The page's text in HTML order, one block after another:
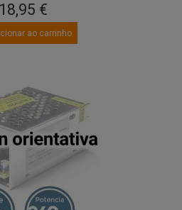
18,95 €
ao carrinho